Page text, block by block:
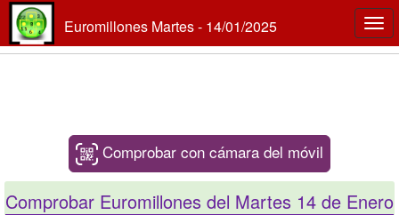
Euromillones Martes - 14/01/2025
Comprobar con cámara del móvil
Comprobar Euromillones del Martes 14 de Enero